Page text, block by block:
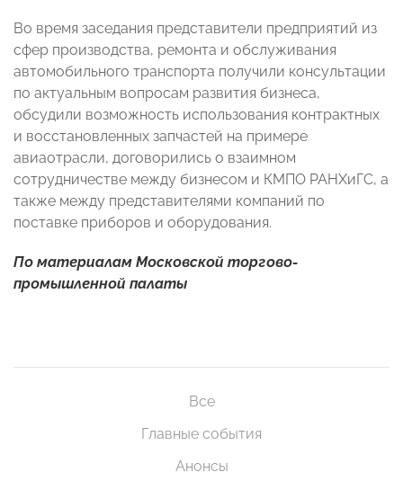
Во время заседания представители предприятий из
сфер производства, ремонта и обслуживания
автомобильного транспорта получили консультации
по актуальным вопросам развития бизнеса,
обсудили возможность использования контрактных
и восстановленных запчастей на примере
авиаотрасли, договорились о взаимном
сотрудничестве между бизнесом и КМПО РАНХиГС, а
также между представителями компаний по
поставке приборов и оборудования.
По материалам Московской торгово-
промышленной палаты
Все
Главные события
Анонсы